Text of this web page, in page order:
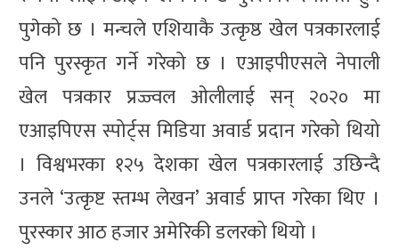
पुगेको छ । मन्चले एशियाकै उत्कृष्ठ खेल पत्रकारलाई
पनि पुरस्कृत गर्ने गरेको छ । एआइपीएसले नेपाली
खेल पत्रकार प्रज्ज्वल ओलीलाई सन् २०२० मा
एआइपिएस स्पोर्ट्स मिडिया अवार्ड प्रदान गरेको थियो
। विश्वभरका १२५ देशका खेल पत्रकारलाई उछिन्दै
उनले ‘उत्कृष्ट स्तम्भ लेखन’ अवार्ड प्राप्त गरेका थिए ।
पुरस्कार आठ हजार अमेरिकी डलरको थियो ।